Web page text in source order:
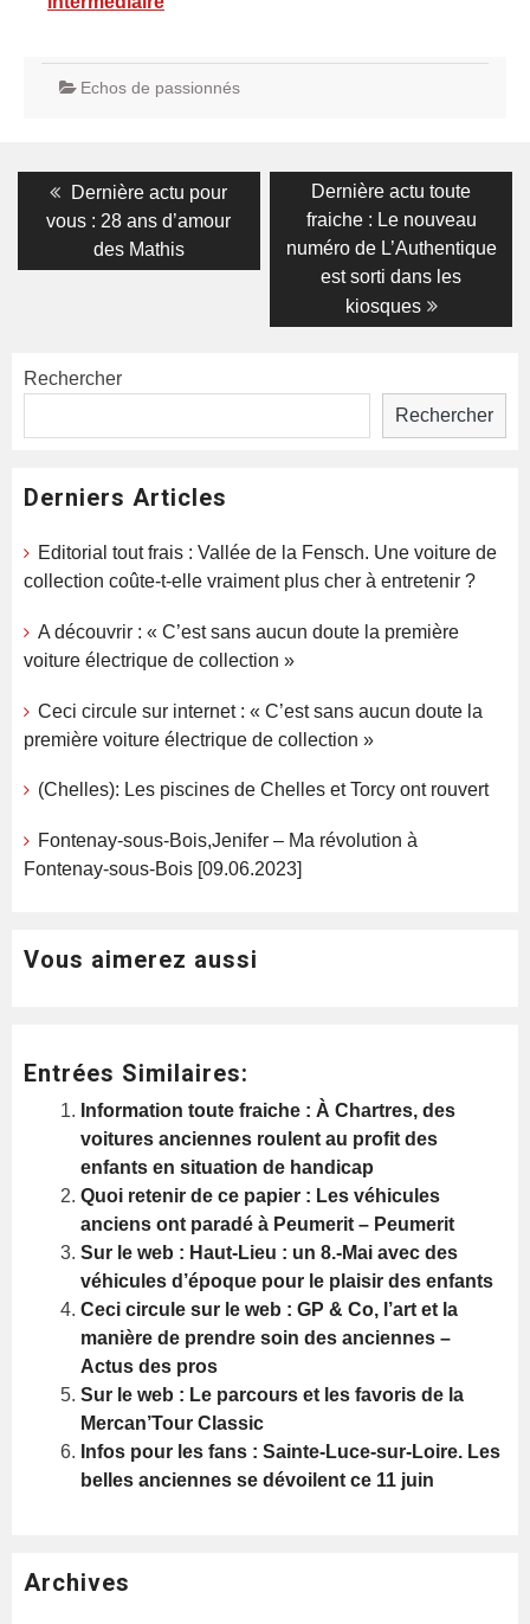
Echos de passionnés
Navigation
l’article
Previous
post:
Dernière actu pour
vous : 28 ans d’amour
des Mathis
Next
post:
Dernière actu toute
fraiche : Le nouveau
numéro de L’Authentique
est sorti dans les
kiosques
Rechercher
Rechercher
Derniers Articles
Editorial tout frais : Vallée de la Fensch. Une voiture de
collection coûte-t-elle vraiment plus cher à entretenir ?
A découvrir : « C’est sans aucun doute la première
voiture électrique de collection »
Ceci circule sur internet : « C’est sans aucun doute la
première voiture électrique de collection »
(Chelles): Les piscines de Chelles et Torcy ont rouvert
Fontenay-sous-Bois,Jenifer – Ma révolution à
Fontenay-sous-Bois [09.06.2023]
Vous aimerez aussi
Entrées Similaires:
Information toute fraiche : À Chartres, des
voitures anciennes roulent au profit des
enfants en situation de handicap
Quoi retenir de ce papier : Les véhicules
anciens ont paradé à Peumerit – Peumerit
Sur le web : Haut-Lieu : un 8.-Mai avec des
véhicules d’époque pour le plaisir des enfants
Ceci circule sur le web : GP & Co, l’art et la
manière de prendre soin des anciennes –
Actus des pros
Sur le web : Le parcours et les favoris de la
Mercan’Tour Classic
Infos pour les fans : Sainte-Luce-sur-Loire. Les
belles anciennes se dévoilent ce 11 juin
Archives